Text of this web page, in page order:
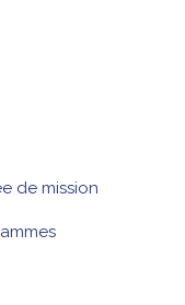
de mission